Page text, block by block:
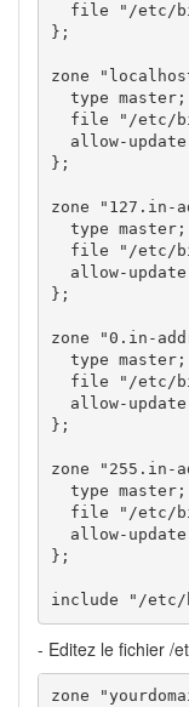
file "/etc/
};
zone
  type master;
file "/etc/
allow-
};
zone "127.in-
  type master;
file "/etc/
allow-
};
zone "0.in-
  type master;
file "/etc/
allow-
};
zone "255.in-
  type master;
file "/etc/
allow-
};
include "/etc/
- Editez le fichier /
zone